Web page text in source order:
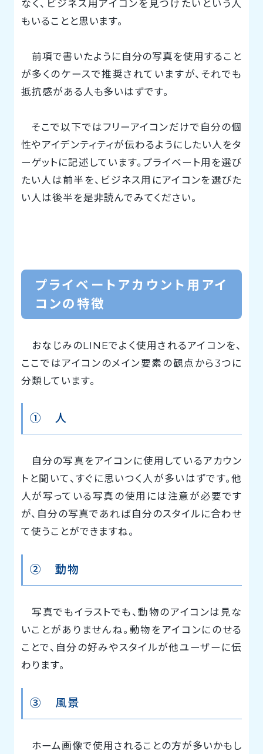
なく、ビジネス用アイコンを見つけたいという人
もいることと思います。
前項で書いたように自分の写真を使用すること
が多くのケースで推奨されていますが、それでも
抵抗感がある人も多いはずです。
そこで以下ではフリーアイコンだけで自分の個
性やアイデンティティが伝わるようにしたい人をタ
ーゲットに記述しています。プライベート用を選び
たい人は前半を、ビジネス用にアイコンを選びた
い人は後半を是非読んでみてください。
プライベートアカウント用アイ
コンの特徴
おなじみのLINEでよく使用されるアイコンを、
ここではアイコンのメイン要素の観点から3つに
分類しています。
① 人
自分の写真をアイコンに使用しているアカウン
トと聞いて、すぐに思いつく人が多いはずです。他
人が写っている写真の使用には注意が必要です
が、自分の写真であれば自分のスタイルに合わせ
て使うことができますね。
② 動物
写真でもイラストでも、動物のアイコンは見な
いことがありませんね。動物をアイコンにのせる
ことで、自分の好みやスタイルが他ユーザーに伝
わります。
③ 風景
ホーム画像で使用されることの方が多いかもし